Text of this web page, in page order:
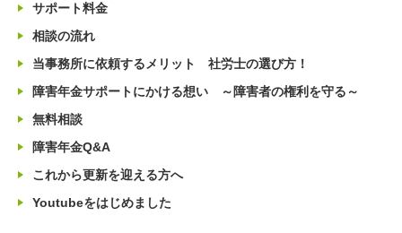
サポート料金
相談の流れ
当事務所に依頼するメリット 社労士の選び方！
障害年金サポートにかける想い ～障害者の権利を守る～
無料相談
障害年金Q&A
これから更新を迎える方へ
Youtubeをはじめました